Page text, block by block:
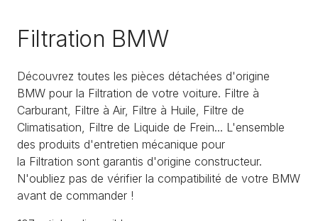
Filtration BMW
Découvrez toutes les pièces détachées d'origine
BMW pour la Filtration de votre voiture. Filtre à
Carburant, Filtre à Air, Filtre à Huile, Filtre de
Climatisation, Filtre de Liquide de Frein... L'ensemble
des produits d'entretien mécanique pour
la Filtration sont garantis d'origine constructeur.
N'oubliez pas de vérifier la compatibilité de votre BMW
avant de commander !